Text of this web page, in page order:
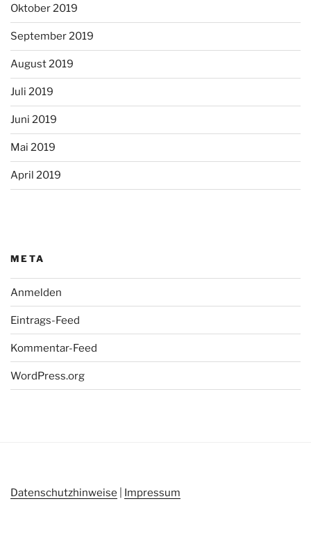
Oktober 2019
September 2019
August 2019
Juli 2019
Juni 2019
Mai 2019
April 2019
META
Anmelden
Eintrags-Feed
Kommentar-Feed
WordPress.org
Datenschutzhinweise Impressum